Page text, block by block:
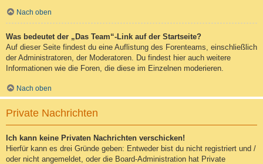
Nach oben
Was bedeutet der „Das Team“-Link auf der Startseite?
Auf dieser Seite findest du eine Auflistung des Forenteams, einschließlich
der Administratoren, der Moderatoren. Du findest hier auch weitere
Informationen wie die Foren, die diese im Einzelnen moderieren.
Nach oben
Private Nachrichten
Ich kann keine Privaten Nachrichten verschicken!
Hierfür kann es drei Gründe geben: Entweder bist du nicht registriert und /
oder nicht angemeldet, oder die Board-Administration hat Private